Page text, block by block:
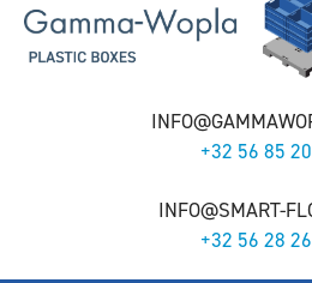
+32 56 85
INFO@SMART-
+32 56 28